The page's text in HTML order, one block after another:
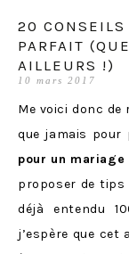
20 CONSEILS
PARFAIT
AILLEURS !)
10 mars 2017
Me voici donc de
que jamais pour
pour un mariage
proposer de tips
déjà entendu
j’espère que